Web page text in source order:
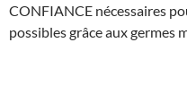
CONFIANCE nécessaires
possibles grâce aux germes